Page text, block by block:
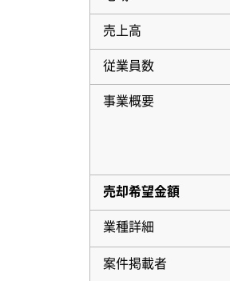
売上高
従業員数
事業概要
売却希望金額
業種詳細
案件掲載者